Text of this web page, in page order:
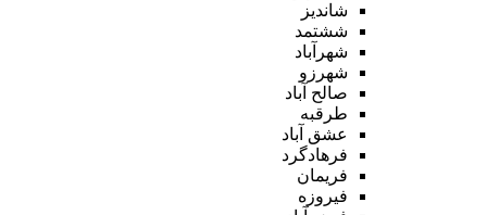
شاندیز
ششتمد
شهرآباد
شهرزو
صالح آباد
طرقبه
عشق آباد
فرهادگرد
فریمان
فیروزه